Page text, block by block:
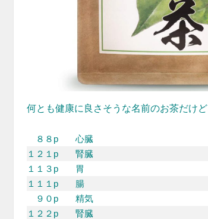
何とも健康に良さそうな名前のお茶だけ
８８p
心臓
１２１p
腎臓
１１３p
胃
１１１p
腸
９０p
精気
１２２p
腎臓